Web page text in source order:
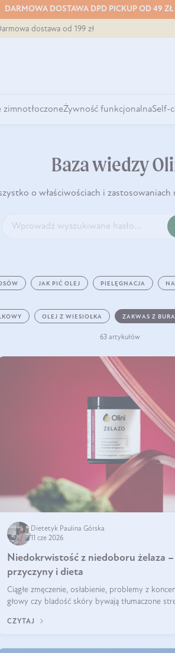
DARMOWA DOSTAWA DPD PICKUP OD 49
dostawa od 199 zł
zimnotłoczoneŻywność funkcjonalnaSelf-
Baza wiedzy
o właściwościach i
JAK PIĆ OLEJ PIELĘGNACJA
OLEJ Z WIESIOŁKA ZAKWAS Z
63 artykułów
Dietetyk Paulina Górska
11 cze 2026
Niedokrwistość z niedoboru żelaza
przyczyny i dieta
Ciągłe zmęczenie, osłabienie, problemy z
głowy czy bladość skóry bywają tłumaczone
może być niedokrwistość z niedoboru żelaza.
CZYTAJ